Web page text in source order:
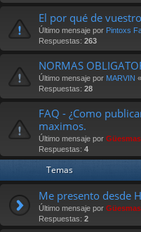
El por qué de
Último mensaje por Pintoxs
Respuestas: 263
NORMAS
Último mensaje por MARVIN «
Respuestas: 28
FAQ - ¿Como
maximos.
Último mensaje por
Respuestas: 4
Temas
Me presento desde
Último mensaje por
Respuestas: 2